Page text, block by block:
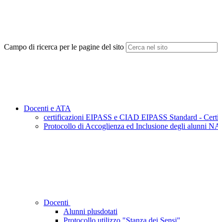
Campo di ricerca per le pagine del sito
Docenti e ATA
certificazioni EIPASS e CIAD EIPASS Standard -
Protocollo di Accoglienza ed Inclusione degli alunni
Docenti
Alunni plusdotati